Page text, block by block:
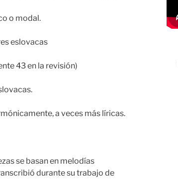
o modal.
eslovacas
43 en la revisión)
a veces más líricas.
se basan en melodías
durante su trabajo de